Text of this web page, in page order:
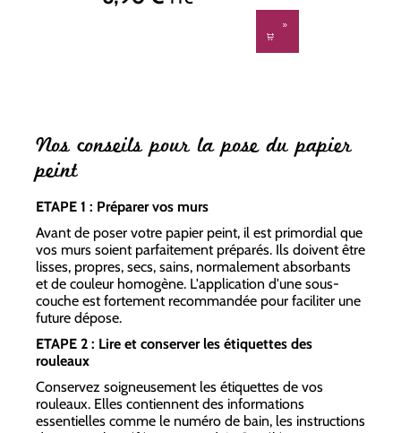
Nos conseils pour la pose du papier
peint
ETAPE 1 : Préparer vos murs
Avant de poser votre papier peint, il est primordial que
vos murs soient parfaitement préparés. Ils doivent être
lisses, propres, secs, sains, normalement absorbants
et de couleur homogène. L'application d'une sous-
couche est fortement recommandée pour faciliter une
future dépose.
ETAPE 2 : Lire et conserver les étiquettes des
rouleaux
Conservez soigneusement les étiquettes de vos
rouleaux. Elles contiennent des informations
essentielles comme le numéro de bain, les instructions